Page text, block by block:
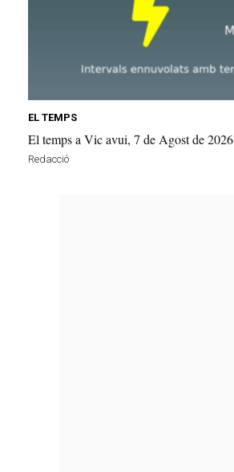
EL TEMPS
El temps a Vic avui, 7 de Agost de 2026
Redacció